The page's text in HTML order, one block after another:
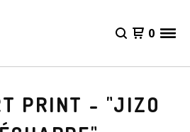
0
PRINT - "JIZO